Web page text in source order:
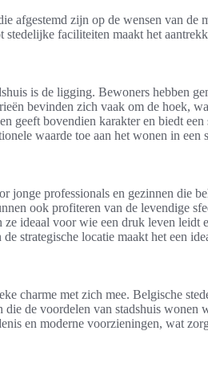
afgestemd zijn op de wensen van de
stedelijke faciliteiten maakt het
is de ligging. Bewoners hebben
bevinden zich vaak om de hoek,
geeft bovendien karakter en biedt
waarde toe aan het wonen in een
jonge professionals en gezinnen die
ook profiteren van de levendige
ideaal voor wie een druk leven leidt
strategische locatie maakt het een
charme met zich mee. Belgische
de voordelen van stadshuis wonen
en moderne voorzieningen, wat